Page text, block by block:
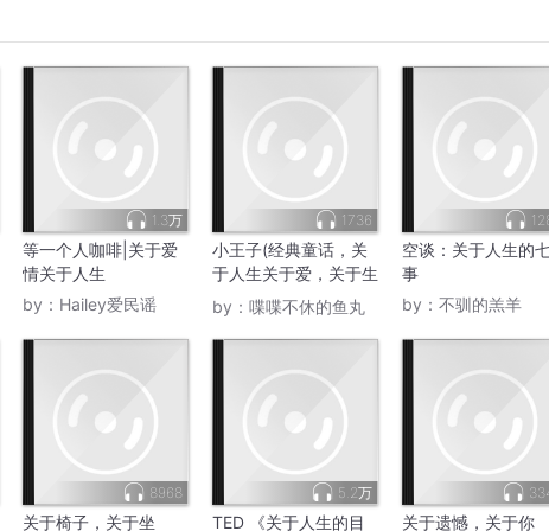
1.3万
等一个人咖啡|关于爱
情关于人生
by： Hailey爱民谣
1736
小王子(经典童话，关
于人生关于爱，关于生
活的领悟)
by： 喋喋不休的鱼丸
空谈：关于人生的
事
by： 不驯的羔羊
8968
关于椅子，关于坐
5.2万
TED 《关于人生的目 关于遗憾，关于你